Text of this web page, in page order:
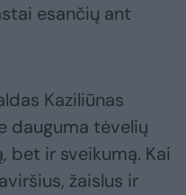
esančių ant
Kaziliūnas
dauguma tėvelių
bet ir sveikumą. Kai
žaislus ir